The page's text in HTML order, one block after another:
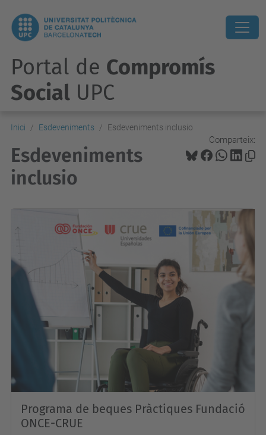
Portal de Compromís
Social UPC
Inici Esdeveniments Esdeveniments inclusio
Comparteix:
Esdeveniments
inclusio
Programa de beques Pràctiques Fundació
ONCE-CRUE